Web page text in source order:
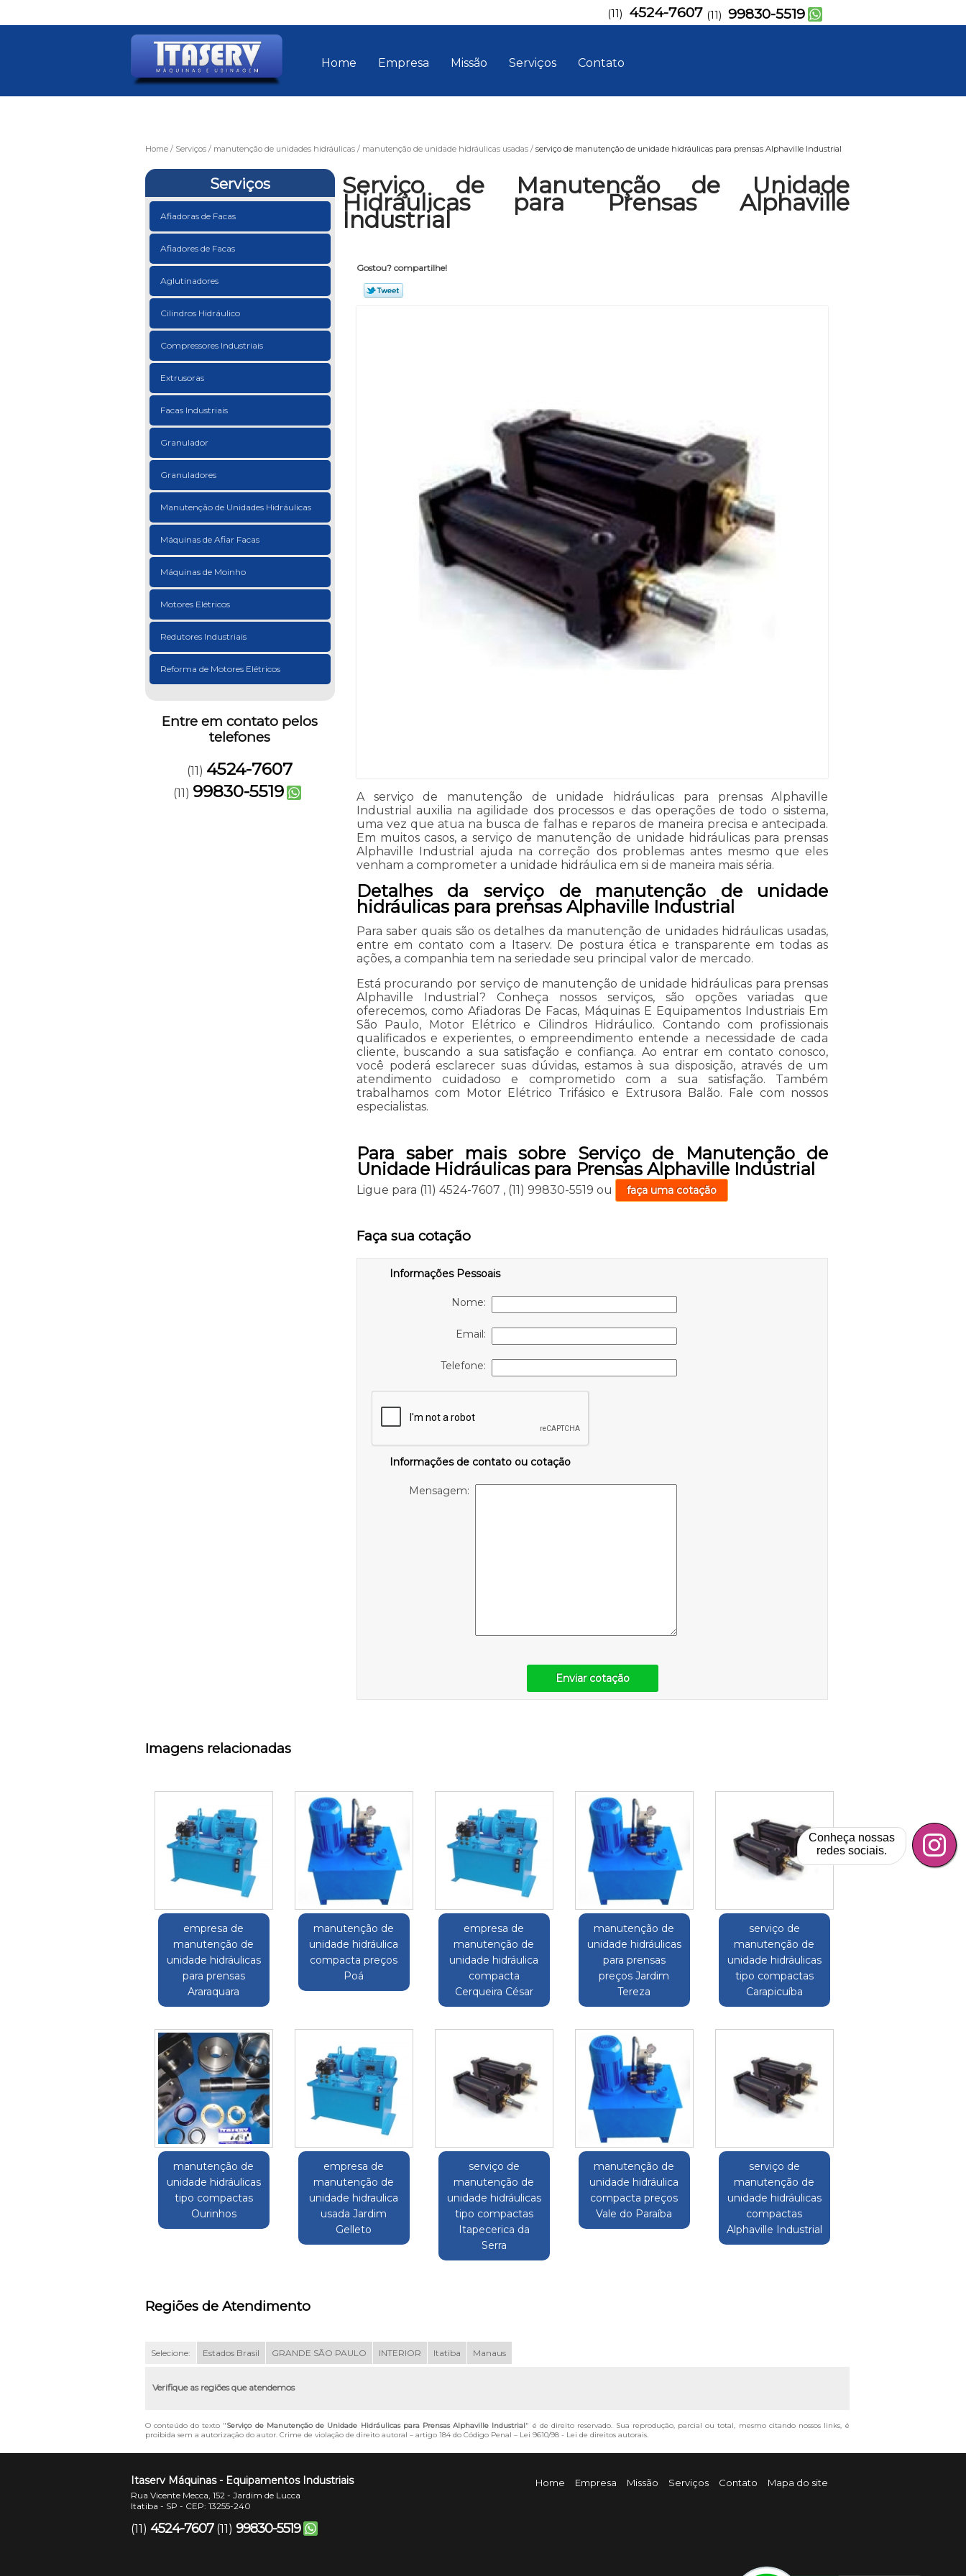
Home Empresa Missão Serviços Contato
(11) 4524-7607 (11) 99830-5519
Home Serviços manutenção de unidades hidráulicas manutenção de unidade hidráulicas usadas serviço de manutenção de unidade hidráulicas para prensas Alphaville Industrial
Serviços
Afiadoras de Facas
Afiadores de Facas
Aglutinadores
Cilindros Hidráulico
Compressores Industriais
Extrusoras
Facas Industriais
Granulador
Granuladores
Manutenção de Unidades Hidráulicas
Máquinas de Afiar Facas
Máquinas de Moinho
Motores Elétricos
Redutores Industriais
Reforma de Motores Elétricos
Entre em contato pelos
telefones
(11) 4524-7607
(11) 99830-5519
Serviço de Manutenção de Unidade
Hidráulicas para Prensas Alphaville
Industrial
Gostou? compartilhe!
A serviço de manutenção de unidade hidráulicas para prensas Alphaville
Industrial auxilia na agilidade dos processos e das operações de todo o sistema,
uma vez que atua na busca de falhas e reparos de maneira precisa e antecipada.
Em muitos casos, a serviço de manutenção de unidade hidráulicas para prensas
Alphaville Industrial ajuda na correção dos problemas antes mesmo que eles
venham a comprometer a unidade hidráulica em si de maneira mais séria.
Detalhes da serviço de manutenção de unidade
hidráulicas para prensas Alphaville Industrial
Para saber quais são os detalhes da manutenção de unidades hidráulicas usadas,
entre em contato com a Itaserv. De postura ética e transparente em todas as
ações, a companhia tem na seriedade seu principal valor de mercado.
Está procurando por serviço de manutenção de unidade hidráulicas para prensas
Alphaville Industrial? Conheça nossos serviços, são opções variadas que
oferecemos, como Afiadoras De Facas, Máquinas E Equipamentos Industriais Em
São Paulo, Motor Elétrico e Cilindros Hidráulico. Contando com profissionais
qualificados e experientes, o empreendimento entende a necessidade de cada
cliente, buscando a sua satisfação e confiança. Ao entrar em contato conosco,
você poderá esclarecer suas dúvidas, estamos à sua disposição, através de um
atendimento cuidadoso e comprometido com a sua satisfação. Também
trabalhamos com Motor Elétrico Trifásico e Extrusora Balão. Fale com nossos
especialistas.
Para saber mais sobre Serviço de Manutenção de
Unidade Hidráulicas para Prensas Alphaville Industrial
Ligue para (11) 4524-7607 , (11) 99830-5519 ou faça uma cotação
Faça sua cotação
Informações Pessoais
Nome:
Email:
Telefone:
Informações de contato ou cotação
Mensagem:
Enviar cotação
Imagens relacionadas
empresa de
manutenção de
unidade hidráulicas
para prensas
Araraquara
manutenção de
unidade hidráulica
compacta preços
Poá
empresa de
manutenção de
unidade hidráulica
compacta
Cerqueira César
manutenção de
unidade hidráulicas
para prensas
preços Jardim
Tereza
serviço de
manutenção de
unidade hidráulicas
tipo compactas
Carapicuíba
manutenção de
unidade hidráulicas
tipo compactas
Ourinhos
empresa de
manutenção de
unidade hidraulica
usada Jardim
Gelleto
serviço de
manutenção de
unidade hidráulicas
tipo compactas
Itapecerica da
Serra
manutenção de
unidade hidráulica
compacta preços
Vale do Paraíba
serviço de
manutenção de
unidade hidráulicas
compactas
Alphaville Industrial
Regiões de Atendimento
Selecione: Estados Brasil GRANDE SÃO PAULO INTERIOR Itatiba Manaus
Verifique as regiões que atendemos
O conteúdo do texto "Serviço de Manutenção de Unidade Hidráulicas para Prensas Alphaville Industrial" é de direito reservado. Sua reprodução, parcial ou total, mesmo citando nossos links, é
proibida sem a autorização do autor. Crime de violação de direito autoral – artigo 184 do Código Penal – Lei 9610/98 - Lei de direitos autorais.
Itaserv Máquinas - Equipamentos Industriais
Rua Vicente Mecca, 152 - Jardim de Lucca
Itatiba - SP - CEP: 13255-240
(11) 4524-7607 (11) 99830-5519
Home Empresa Missão Serviços Contato Mapa do site
Conheça nossas
redes sociais.